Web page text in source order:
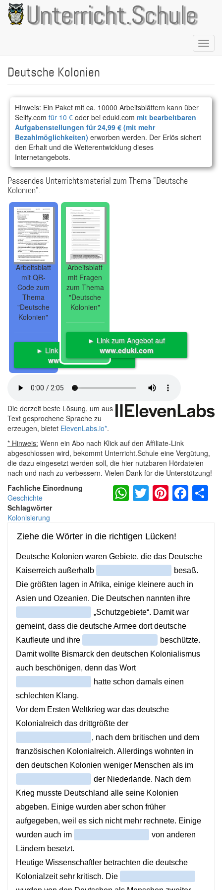
Direkt
zum
Inhalt
Unterricht.Schule
Deutsche Kolonien
Hinweis: Ein Paket mit ca. 10000 Arbeitsblättern kann über
Sellfy.com für 10 € oder bei eduki.com mit bearbeitbaren
Aufgabenstellungen für 24,99 € (mit mehr
Bezahlmöglichkeiten) erworben werden. Der Erlös sichert
den Erhalt und die Weiterentwicklung dieses
Internetangebots.
Passendes Unterrichtsmaterial zum Thema "Deutsche
Kolonien":
Arbeitsblatt
mit QR-
Code zum
Thema
"Deutsche
Kolonien"
► Link zum Angebot auf
www.eduki.com
Arbeitsblatt
mit Fragen
zum Thema
"Deutsche
Kolonien"
► Link zum Angebot auf
www.eduki.com
Die derzeit beste Lösung, um aus
Text gesprochene Sprache zu
erzeugen, bietet ElevenLabs.io*.
* Hinweis: Wenn ein Abo nach Klick auf den Affiliate-Link
abgeschlossen wird, bekommt Unterricht.Schule eine Vergütung,
die dazu eingesetzt werden soll, die hier nutzbaren Hördateien
nach und nach zu verbessern. Vielen Dank für die Unterstützung!
Fachliche Einordnung
Geschichte
Schlagwörter
Kolonisierung
WhatsApp
Twitter